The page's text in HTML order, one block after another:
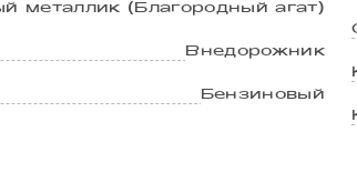
металлик (Благородный агат)
Внедорожник
Бензиновый